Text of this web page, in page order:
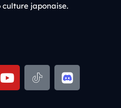
japonaise.